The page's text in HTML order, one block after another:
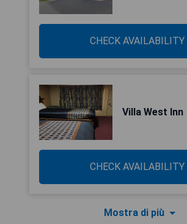
CHECK AVAILABILITY
Villa West Inn
CHECK AVAILABILITY
Mostra di più